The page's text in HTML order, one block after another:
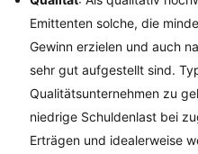
Emittenten solche, die
Gewinn erzielen und auch
sehr gut aufgestellt sind.
Qualitätsunternehmen zu
niedrige Schuldenlast bei
Erträgen und idealerweise